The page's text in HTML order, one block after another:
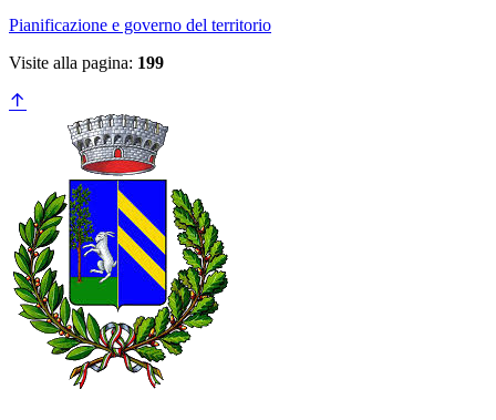
Pianificazione e governo del territorio
Visite alla pagina: 199